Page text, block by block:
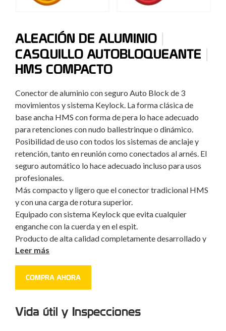
ALEACIÓN DE ALUMINIO |
CASQUILLO AUTOBLOQUEANTE |
HMS COMPACTO
Conector de aluminio con seguro Auto Block de 3
movimientos y sistema Keylock. La forma clásica de
base ancha HMS con forma de pera lo hace adecuado
para retenciones con nudo ballestrinque o dinámico.
Posibilidad de uso con todos los sistemas de anclaje y
retención, tanto en reunión como conectados al arnés. El
seguro automático lo hace adecuado incluso para usos
profesionales.
Más compacto y ligero que el conector tradicional HMS
y con una carga de rotura superior.
Equipado con sistema Keylock que evita cualquier
enganche con la cuerda y en el espit.
Producto de alta calidad completamente desarrollado y
realizado en Italia.
Leer más
COMPRA AHORA
Vida útil y Inspecciones